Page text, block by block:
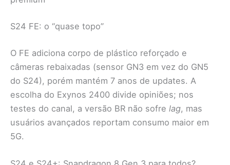
S24 FE: o “quase topo”
O FE adiciona corpo de plástico reforçado e
câmeras rebaixadas (sensor GN3 em vez do GN5
do S24), porém mantém 7 anos de updates. A
escolha do Exynos 2400 divide opiniões; nos
testes do canal, a versão BR não sofre lag, mas
usuários avançados reportam consumo maior em
5G.